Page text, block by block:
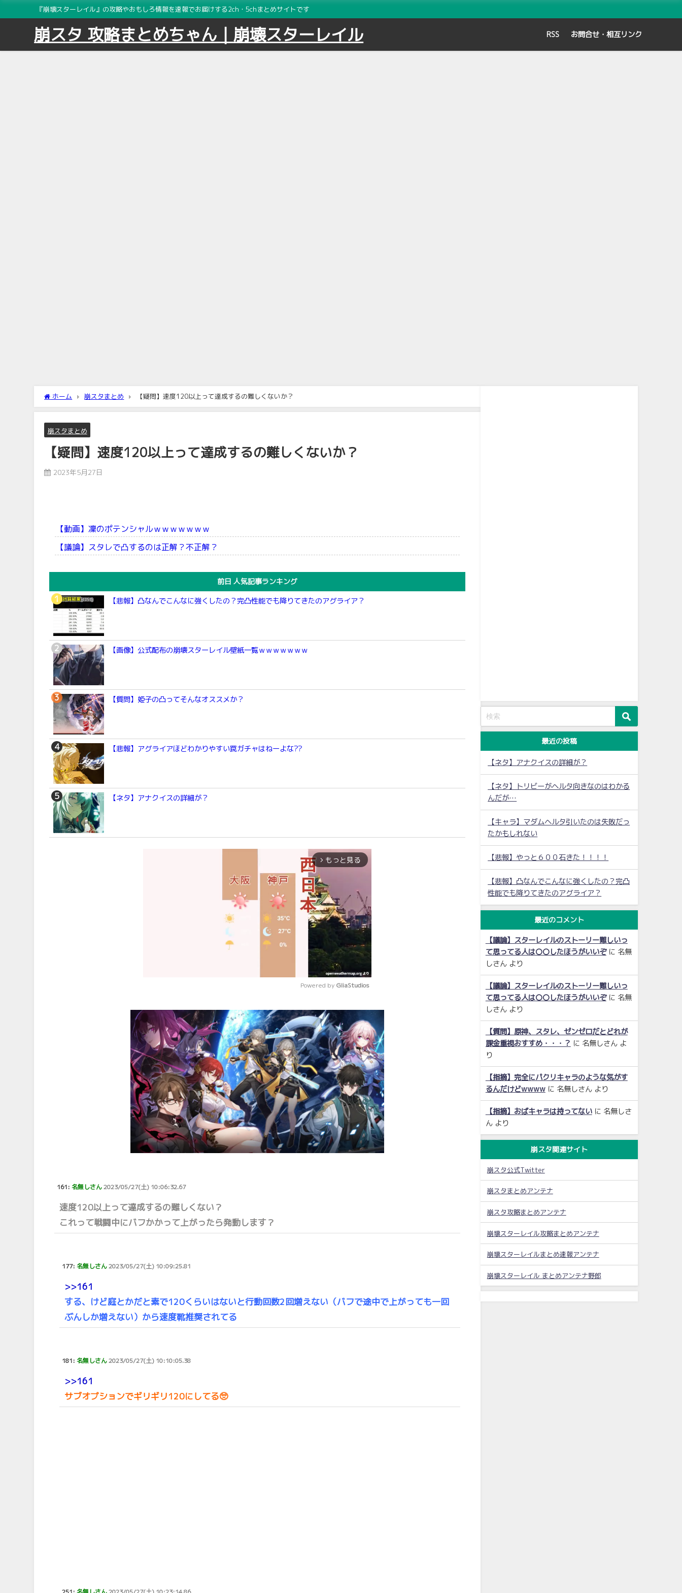
『崩壊スターレイル』の攻略やおもしろ情報を速報でお届けする2ch・5chまとめサイトです
崩スタ 攻略まとめちゃん｜崩壊スターレイル RSS お問合せ・相互リンク
ホーム 崩スタまとめ 【疑問】速度120以上って達成するの難しくないか？
崩スタまとめ
【疑問】速度120以上って達成するの難しくないか？
2023年5月27日
【動画】凜のポテンシャルｗｗｗｗｗｗｗ
【議論】スタレで凸するのは正解？不正解？
前日 人気記事ランキング
【悲報】凸なんでこんなに強くしたの？完凸性能でも降りてきたのアグライア？
【画像】公式配布の崩壊スターレイル壁紙一覧ｗｗｗｗｗｗｗ
【質問】姫子の凸ってそんなオススメか？
【悲報】アグライアほどわかりやすい罠ガチャはねーよな??
【ネタ】アナクイスの詳細が？
arrow_forward_ios もっと見る
Mute
Powered by GliaStudios
161:名無しさん2023/05/27(土) 10:06:32.67
速度120以上って達成するの難しくない？
これって戦闘中にバフかかって上がったら発動します？
177:名無しさん2023/05/27(土) 10:09:25.81
>>161
する、けど庭とかだと素で120くらいはないと行動回数2回増えない（バフで途中で上がっても一回
ぶんしか増えない）から速度靴推奨されてる
181:名無しさん2023/05/27(土) 10:10:05.38
>>161
サブオプションでギリギリ120にしてる🥺
最近の投稿
【ネタ】アナクイスの詳細が？
【ネタ】トリビーがヘルタ向きなのはわかる
んだが…
【キャラ】マダムヘルタ引いたのは失敗だっ
たかもしれない
【悲報】やっと６００石きた！！！！
【悲報】凸なんでこんなに強くしたの？完凸
性能でも降りてきたのアグライア？
最近のコメント
【議論】スターレイルのストーリー難しいっ
て思ってる人は〇〇したほうがいいぞに 名無
しさんより
【議論】スターレイルのストーリー難しいっ
て思ってる人は〇〇したほうがいいぞに 名無
しさんより
【質問】原神、スタレ、ゼンゼロだとどれが
課金重視おすすめ・・・？ に 名無しさんよ
り
【指摘】完全にパクリキャラのような気がす
るんだけどwwwwに 名無しさんより
【指摘】おばキャラは持ってないに 名無しさ
んより
崩スタ関連サイト
崩スタ公式Twitter
崩スタまとめアンテナ
崩スタ攻略まとめアンテナ
崩壊スターレイル攻略まとめアンテナ
崩壊スターレイルまとめ速報アンテナ
崩壊スターレイル まとめアンテナ野郎